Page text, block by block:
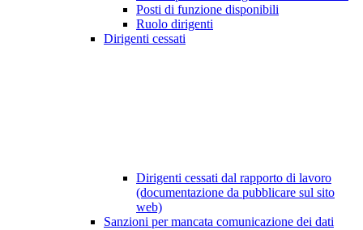
Posti di funzione disponibili
Ruolo dirigenti
Dirigenti cessati
Dirigenti cessati dal rapporto di lavoro
(documentazione da pubblicare sul sito
web)
Sanzioni per mancata comunicazione dei dati